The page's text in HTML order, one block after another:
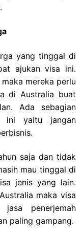
yang tinggal di
ajukan visa ini.
mereka perlu
di Australia buat
Ada sebagian
ini yaitu jangan
saja dan tidak
mau tinggal di
jenis yang lain.
maka visa
penerjemah
paling gampang.